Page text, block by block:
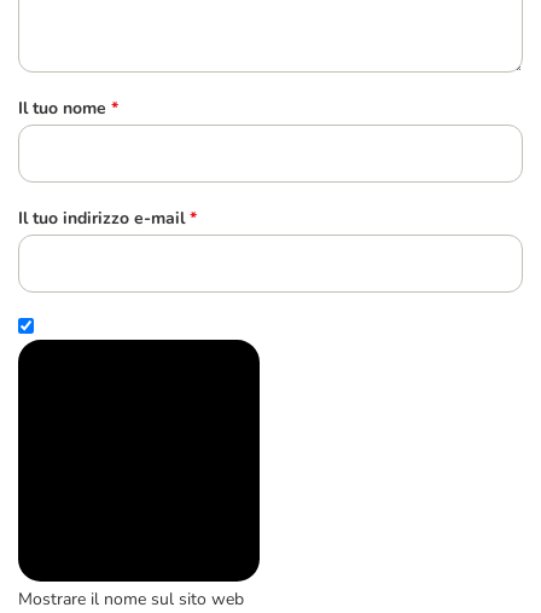
Il tuo nome *
Il tuo indirizzo e-mail *
Mostrare il nome sul sito web